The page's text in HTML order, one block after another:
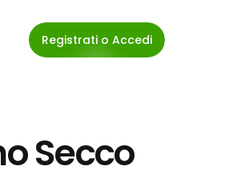
Registrati o Accedi
Secco